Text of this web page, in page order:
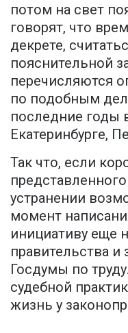
потом на свет
говорят, что
декрете,
пояснительной
перечисляются
по подобным
последние годы
Екатеринбурге,
Так что, если
устранении
момент
инициативу еще
правительства
Госдумы по
судебной
жизнь у